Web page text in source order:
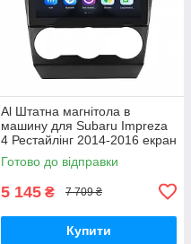
Al Штатна магнітола в
машину для Subaru Impreza
4 Рестайлінг 2014-2016 екран
9" 1/16Gb Wi-Fi GPS Base
Готово до відправки
5 145 ₴ 7 709 ₴
Купити